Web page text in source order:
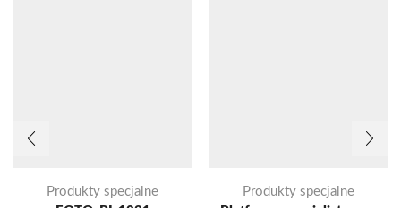
Produkty specjalne
Produkty specjalne